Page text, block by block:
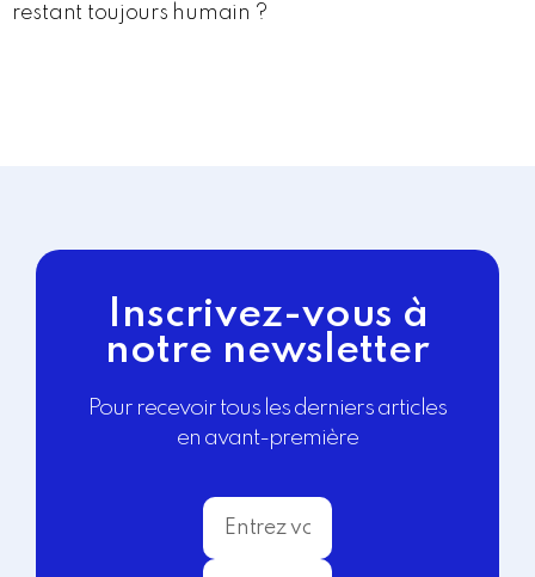
restant toujours humain ?
Inscrivez-vous à
notre newsletter
Pour recevoir tous les derniers articles
en avant-première